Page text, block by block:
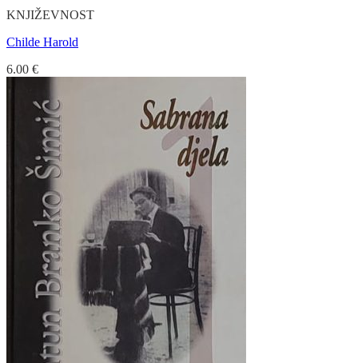
KNJIŽEVNOST
Childe Harold
6.00 €